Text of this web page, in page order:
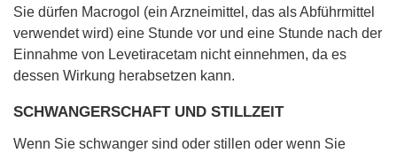
Sie dürfen Macrogol (ein Arzneimittel, das als Abführmittel
verwendet wird) eine Stunde vor und eine Stunde nach der
Einnahme von Levetiracetam nicht einnehmen, da es
dessen Wirkung herabsetzen kann.
SCHWANGERSCHAFT UND STILLZEIT
Wenn Sie schwanger sind oder stillen oder wenn Sie